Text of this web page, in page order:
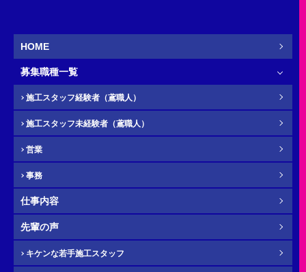
新卒
必須 お名前
ふりがな
必須 電話番号（携帯）
HOME
募集職種一覧
施工スタッフ経験者（鳶職人）
施工スタッフ未経験者（鳶職人）
営業
事務
仕事内容
先輩の声
キケンな若手施工スタッフ